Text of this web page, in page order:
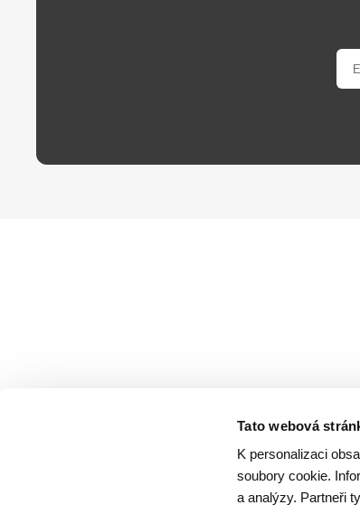
Tato webová
K personalizaci
soubory cookie.
a analýzy. Partneři